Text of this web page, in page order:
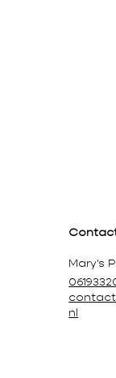
Mary's
nl